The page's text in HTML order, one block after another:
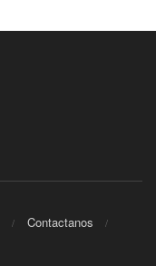
Contactanos